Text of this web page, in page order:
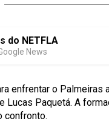
do NETFLA
News
enfrentar o
Lucas Paquetá. A
confronto.